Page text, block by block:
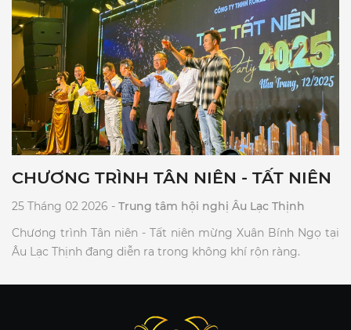
CHƯƠNG TRÌNH TÂN NIÊN - TẤT NIÊN
25 Tháng 02 2026 - Trung tâm hội nghị Âu Lạc Thịnh
Chương trình Tân niên - Tất niên mừng Xuân Bính Ngọ tại
Âu Lạc Thịnh đang diễn ra trong không khí rộn ràng.